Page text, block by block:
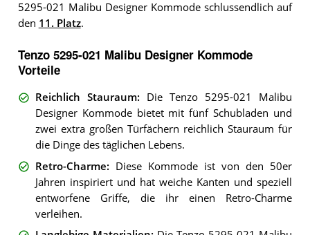
5295-021 Malibu Designer Kommode schlussendlich auf
den 11. Platz.
Tenzo 5295-021 Malibu Designer Kommode
Vorteile
Reichlich Stauraum: Die Tenzo 5295-021 Malibu
Designer Kommode bietet mit fünf Schubladen und
zwei extra großen Türfächern reichlich Stauraum für
die Dinge des täglichen Lebens.
Retro-Charme: Diese Kommode ist von den 50er
Jahren inspiriert und hat weiche Kanten und speziell
entworfene Griffe, die ihr einen Retro-Charme
verleihen.